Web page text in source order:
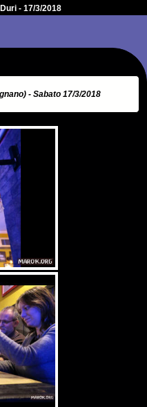
- 17/3/2018
- Sabato 17/3/2018